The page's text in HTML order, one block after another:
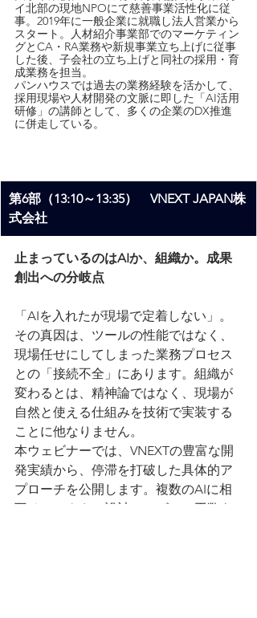
イ北部の現地NPOにて慈善事業活性化に従
事。2019年に一般企業に就職し法人営業から
スタート。人材紹介事業部でのマーケティン
グとCA・RA業務や新規事業立ち上げに従事
した後、子会社の立ち上げと同社の採用・育
成業務を担当。
パンハウスでは過去の業務経験を活かして、
採用現場や人材開発の文脈に即した「AI活用
研修」の講師として、多くの企業のDX推進
に併走している。
第6部（13:10～13:35）　VNEXT JAPAN株
式会社
止まっているのはAIか、組織か。成果
創出への分岐点
「AIを入れたが現場で定着しない」。
その真因は、ツールの性能ではなく、
現場任せにしてしまった業務プロセス
との「接続不全」にあります。組織が
変わるとは、精神論ではなく、現場が
自然と使える仕組みを技術で実装する
ことに他なりません。
本ウェビナーでは、VNEXTの豊富な開
発実績から、停滞を打破した具体的ア
プローチを公開します。複数のAIに相
互チェックさせ設計・レビュー工数を